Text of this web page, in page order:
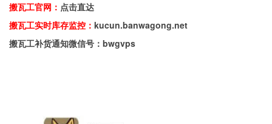
搬瓦工官网： 点击直达
搬瓦工实时库存监控： kucun.banwagong.net
搬瓦工补货通知微信号：bwgvps